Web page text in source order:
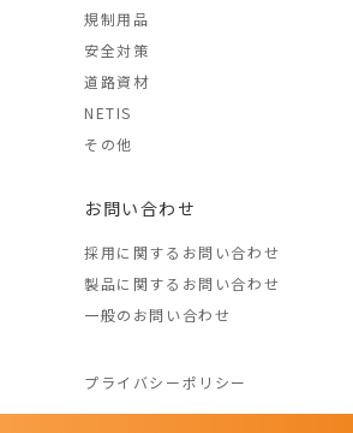
規制用品
安全対策
道路資材
NETIS
その他
お問い合わせ
採用に関するお問い合わせ
製品に関するお問い合わせ
一般のお問い合わせ
プライバシーポリシー